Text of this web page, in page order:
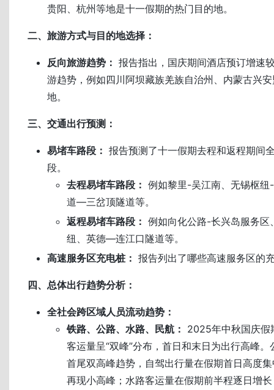
贵阳、杭州等地是十一假期的热门目的地。
二、旅游方式与目的地选择：
反向旅游趋势： 报告指出，国庆期间酒店预订增速
游趋势，例如四川阿坝藏族羌族自治州、内蒙古兴
地。
三、交通出行预测：
易堵车路段： 报告预测了十一假期去程和返程期间
段。
去程易堵车路段： 例如黎里-吴江南、无锡枢
道—三岔顶隧道等。
返程易堵车路段： 例如向化公路-长兴岛服务区
纽、英德—连江口隧道等。
高速服务区充电桩： 报告列出了哪些高速服务区的
四、总体出行趋势分析：
全社会跨区域人员流动趋势：
铁路、公路、水路、民航： 2025年中秋国庆假
客运量呈“双峰”分布，首日和末日为出行高峰
首尾双高峰趋势，自驾出行量在假期首日高度
再现小高峰；水路客运量在假期前半程逐日增